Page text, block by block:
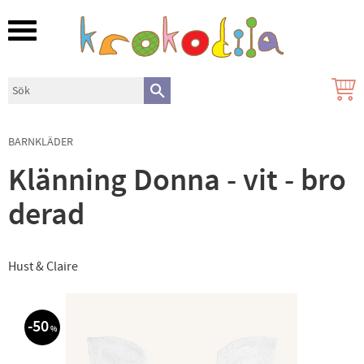
Meny
BARNKLÄDER
Klänning Donna - vit - bro
derad
Hust & Claire
50%